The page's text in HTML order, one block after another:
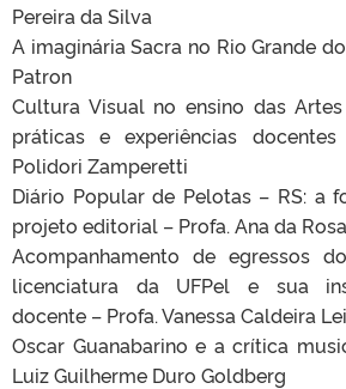
Pereira da Silva
A imaginária Sacra no Rio Grande
Patron
Cultura Visual no ensino das
práticas e experiências
Polidori Zamperetti
Diário Popular de Pelotas – RS: a
projeto editorial – Profa. Ana da
Acompanhamento de egressos
licenciatura da UFPel e sua
docente – Profa. Vanessa Caldeira
Oscar Guanabarino e a crítica
Luiz Guilherme Duro Goldberg